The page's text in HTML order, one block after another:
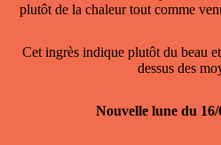
plutôt de la chaleur tout comme
Cet ingrès indique plutôt du beau
dessus des
Nouvelle lune du 16/